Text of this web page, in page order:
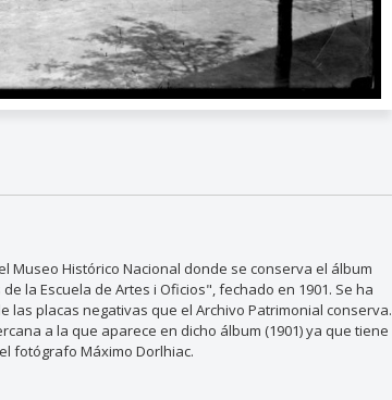
Museo Histórico Nacional donde se conserva el álbum
la Escuela de Artes i Oficios", fechado en 1901. Se ha
placas negativas que el Archivo Patrimonial conserva.
a la que aparece en dicho álbum (1901) ya que tiene
fotógrafo Máximo Dorlhiac.